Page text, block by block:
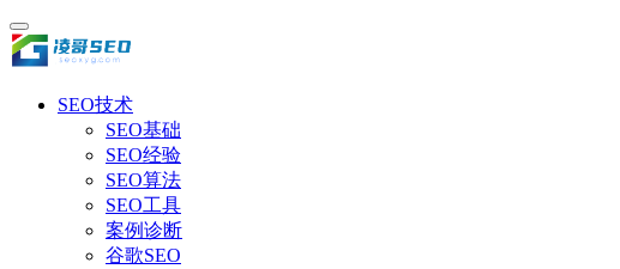
SEO技术
SEO基础
SEO经验
SEO算法
SEO工具
案例诊断
谷歌SEO